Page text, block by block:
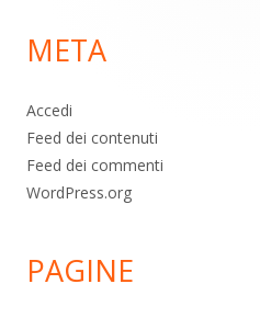
pagina
META
Accedi
Feed dei contenuti
Feed dei commenti
WordPress.org
PAGINE